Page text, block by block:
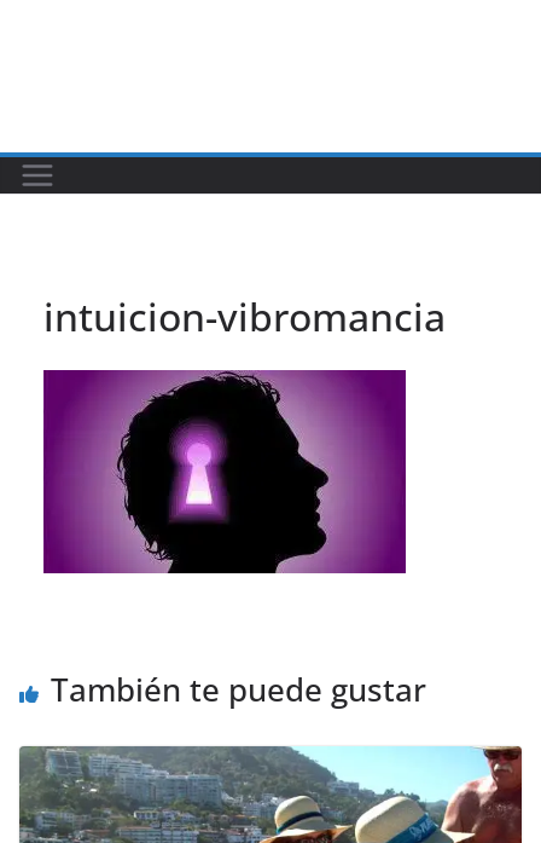
intuicion-vibromancia
También te puede gustar